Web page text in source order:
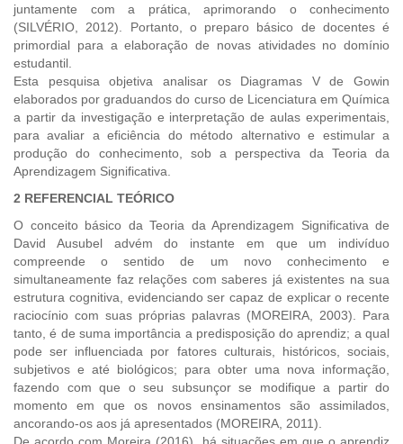
juntamente com a prática, aprimorando o conhecimento
(SILVÉRIO, 2012). Portanto, o preparo básico de docentes é
primordial para a elaboração de novas atividades no domínio
estudantil.
Esta pesquisa objetiva analisar os Diagramas V de Gowin
elaborados por graduandos do curso de Licenciatura em Química
a partir da investigação e interpretação de aulas experimentais,
para avaliar a eficiência do método alternativo e estimular a
produção do conhecimento, sob a perspectiva da Teoria da
Aprendizagem Significativa.
2 REFERENCIAL TEÓRICO
O conceito básico da Teoria da Aprendizagem Significativa de
David Ausubel advém do instante em que um indivíduo
compreende o sentido de um novo conhecimento e
simultaneamente faz relações com saberes já existentes na sua
estrutura cognitiva, evidenciando ser capaz de explicar o recente
raciocínio com suas próprias palavras (MOREIRA, 2003). Para
tanto, é de suma importância a predisposição do aprendiz; a qual
pode ser influenciada por fatores culturais, históricos, sociais,
subjetivos e até biológicos; para obter uma nova informação,
fazendo com que o seu subsunçor se modifique a partir do
momento em que os novos ensinamentos são assimilados,
ancorando-os aos já apresentados (MOREIRA, 2011).